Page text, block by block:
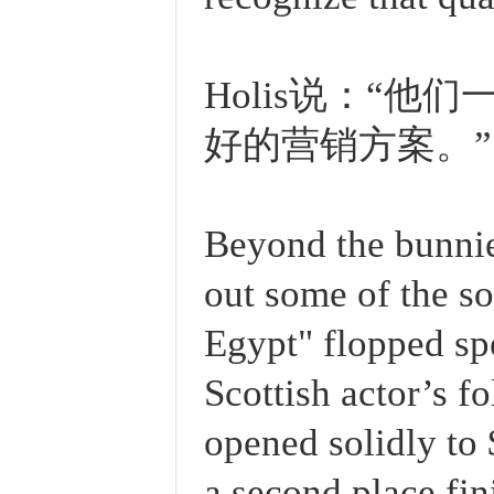
Holis说：“他们
好的营销方案。”
Beyond the
out some of the
Egypt" flopped
Scottish actor’s
opened solidly